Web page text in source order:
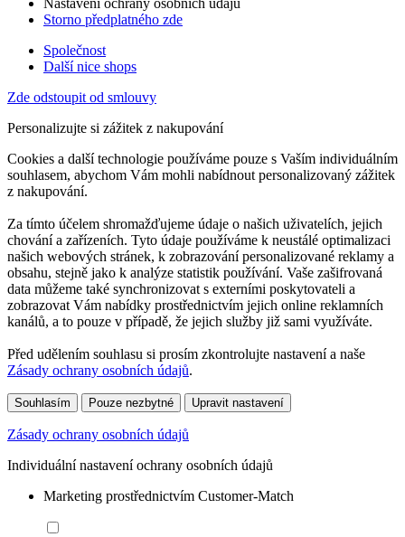
Nastavení ochrany osobních údajů
Storno předplatného zde
Společnost
Další nice shops
Zde odstoupit od smlouvy
Personalizujte si zážitek z nakupování
Cookies a další technologie používáme pouze s Vaším individuálním
souhlasem, abychom Vám mohli nabídnout personalizovaný zážitek
z nakupování.
Za tímto účelem shromažďujeme údaje o našich uživatelích, jejich
chování a zařízeních. Tyto údaje používáme k neustálé optimalizaci
našich webových stránek, k zobrazování personalizované reklamy a
obsahu, stejně jako k analýze statistik používání. Vaše zašifrovaná
data můžeme také synchronizovat s externími poskytovateli a
zobrazovat Vám nabídky prostřednictvím jejich online reklamních
kanálů, a to pouze v případě, že jejich služby již sami využíváte.
Před udělením souhlasu si prosím zkontrolujte nastavení a naše
Zásady ochrany osobních údajů.
Souhlasím Pouze nezbytné Upravit nastavení
Zásady ochrany osobních údajů
Individuální nastavení ochrany osobních údajů
Marketing prostřednictvím Customer-Match